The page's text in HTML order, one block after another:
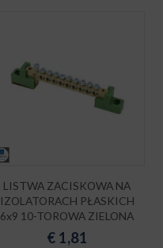
LISTWA ZACISKOWA NA
IZOLATORACH PŁASKICH
6x9 10-TOROWA ZIELONA
€ 1,81